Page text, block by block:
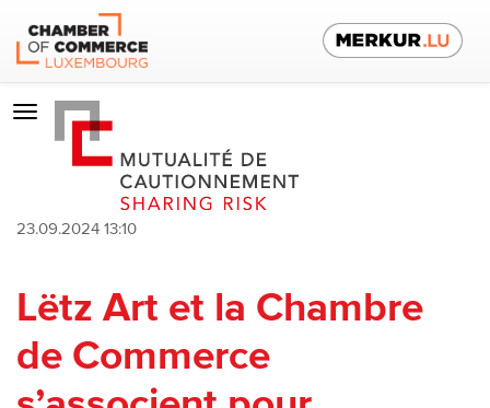
Toggle
navigation
23.09.2024 13:10
Lëtz Art et la Chambre
de Commerce